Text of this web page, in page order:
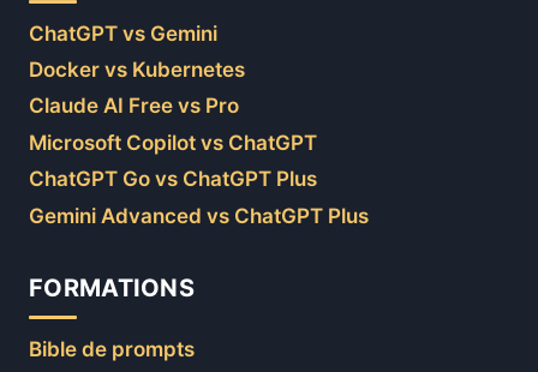
ChatGPT vs Gemini
Docker vs Kubernetes
Claude AI Free vs Pro
Microsoft Copilot vs ChatGPT
ChatGPT Go vs ChatGPT Plus
Gemini Advanced vs ChatGPT Plus
FORMATIONS
Bible de prompts